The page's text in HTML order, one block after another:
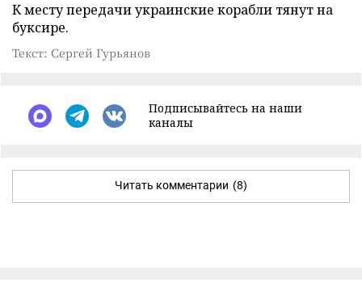
К месту передачи украинские корабли тянут на
буксире.
Текст: Сергей Гурьянов
Подписывайтесь на наши
каналы
Читать комментарии (8)